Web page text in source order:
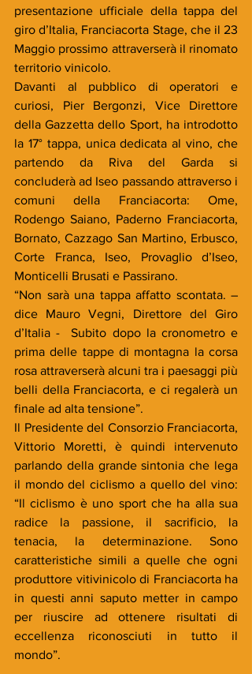
presentazione ufficiale della tappa del
giro d’Italia, Franciacorta Stage, che il 23
Maggio prossimo attraverserà il rinomato
territorio vinicolo.
Davanti al pubblico di operatori e
curiosi, Pier Bergonzi, Vice Direttore
della Gazzetta dello Sport, ha introdotto
la 17° tappa, unica dedicata al vino, che
partendo da Riva del Garda si
concluderà ad Iseo passando attraverso i
comuni della Franciacorta: Ome,
Rodengo Saiano, Paderno Franciacorta,
Bornato, Cazzago San Martino, Erbusco,
Corte Franca, Iseo, Provaglio d’Iseo,
Monticelli Brusati e Passirano.
“Non sarà una tappa affatto scontata. –
dice Mauro Vegni, Direttore del Giro
d’Italia -  Subito dopo la cronometro e
prima delle tappe di montagna la corsa
rosa attraverserà alcuni tra i paesaggi più
belli della Franciacorta, e ci regalerà un
finale ad alta tensione”.
Il Presidente del Consorzio Franciacorta,
Vittorio Moretti, è quindi intervenuto
parlando della grande sintonia che lega
il mondo del ciclismo a quello del vino:
“Il ciclismo è uno sport che ha alla sua
radice la passione, il sacrificio, la
tenacia, la determinazione. Sono
caratteristiche simili a quelle che ogni
produttore vitivinicolo di Franciacorta ha
in questi anni saputo metter in campo
per riuscire ad ottenere risultati di
eccellenza riconosciuti in tutto il
mondo”.